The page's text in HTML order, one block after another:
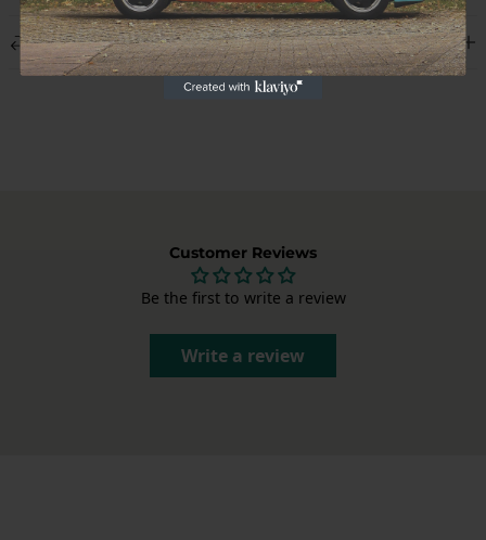
We leveren wereldwijd en tonen de verzendkosten bij het
afrekenen. Elk pakket wordt zorgvuldig verpakt om jouw Porsche-
onderdelen in perfecte staat te leveren.
Retourneren
Niet tevreden? Je kunt je bestelling binnen 14 dagen na ontvangst
annuleren, zonder opgave van reden. Na annulering heb je nog 14
Customer Reviews
Be the first to write a review
Write a review